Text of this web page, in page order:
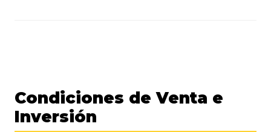
Condiciones de Venta e
Inversión